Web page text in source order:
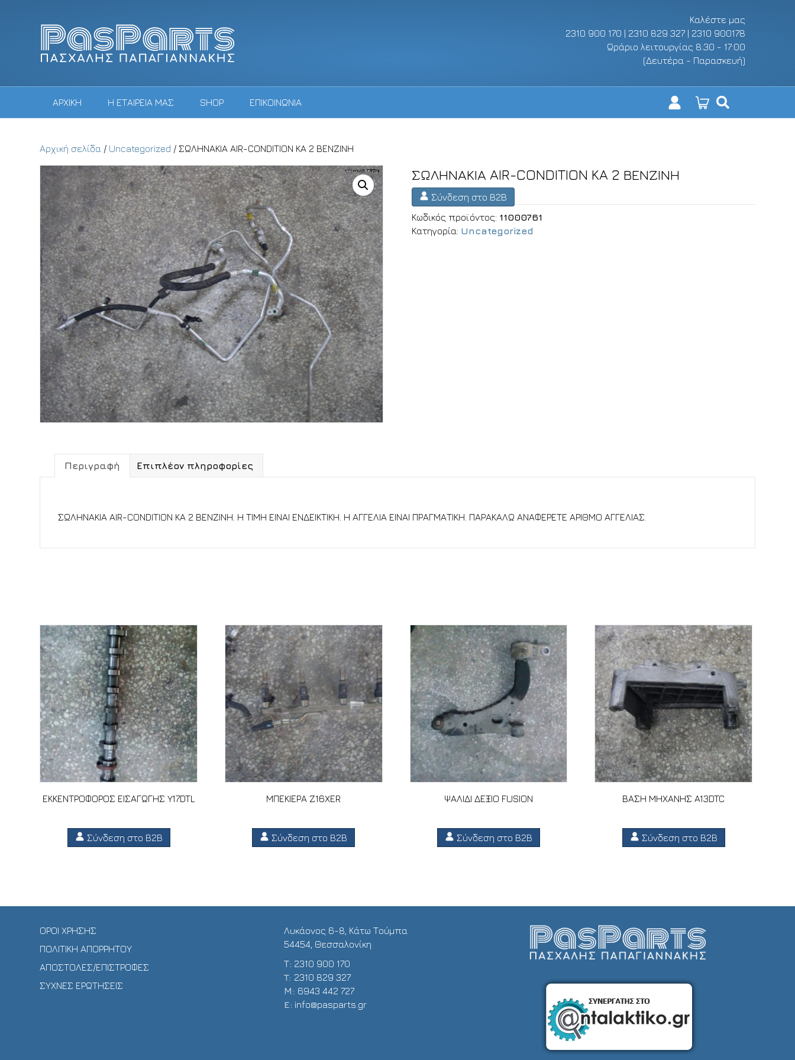
Καλέστε μας
2310 900 170 | 2310 829 327 | 2310 900178
Ωράριο λειτουργίας 8:30 - 17:00
(Δευτέρα - Παρασκευή)
ΑΡΧΙΚΗ Η ΕΤΑΙΡΕΙΑ ΜΑΣ SHOP ΕΠΙΚΟΙΝΩΝΙΑ
Αρχική σελίδα / Uncategorized / ΣΩΛΗΝΑΚΙΑ AIR-CONDITION KA 2 ΒΕΝΖΙΝΗ
ΣΩΛΗΝΑΚΙΑ AIR-CONDITION KA 2 ΒΕΝΖΙΝΗ
Σύνδεση στο B2B
Κωδικός προϊόντος: 11000761
Κατηγορία: Uncategorized
Περιγραφή Επιπλέον πληροφορίες
ΣΩΛΗΝΑΚΙΑ AIR-CONDITION KA 2 ΒΕΝΖΙΝΗ. Η ΤΙΜΗ ΕΙΝΑΙ ΕΝΔΕΙΚΤΙΚΗ. Η ΑΓΓΕΛΙΑ ΕΙΝΑΙ ΠΡΑΓΜΑΤΙΚΗ. ΠΑΡΑΚΑΛΩ ΑΝΑΦΕΡΕΤΕ ΑΡΙΘΜΟ ΑΓΓΕΛΙΑΣ.
ΕΚΚΕΝΤΡΟΦΟΡΟΣ ΕΙΣΑΓΩΓΗΣ Y17DTL
Σύνδεση στο B2B
ΜΠΕΚΙΕΡΑ Z16XER
Σύνδεση στο B2B
ΨΑΛΙΔΙ ΔΕΞΙΟ FUSION
Σύνδεση στο B2B
ΒΑΣΗ ΜΗΧΑΝΗΣ A13DTC
Σύνδεση στο B2B
ΟΡΟΙ ΧΡΗΣΗΣ
ΠΟΛΙΤΙΚΗ ΑΠΟΡΡΗΤΟΥ
ΑΠΟΣΤΟΛΕΣ/ΕΠΙΣΤΡΟΦΕΣ
ΣΥΧΝΕΣ ΕΡΩΤΗΣΕΙΣ
Λυκάονος 6-8, Κάτω Τούμπα
54454, Θεσσαλονίκη
Τ: 2310 900 170
T: 2310 829 327
Μ: 6943 442 727
E: info@pasparts.gr